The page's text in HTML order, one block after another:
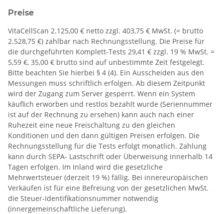
Preise
VitaCellScan 2.125,00 € netto zzgl. 403,75 € MwSt. (= brutto
2.528,75 €) zahlbar nach Rechnungsstellung. Die Preise für
die durchgeführten Komplett‐Tests 29,41 € zzgl. 19 % MwSt. =
5,59 €, 35,00 € brutto sind auf unbestimmte Zeit festgelegt.
Bitte beachten Sie hierbei § 4 (4). Ein Ausscheiden aus den
Messungen muss schriftlich erfolgen. Ab diesem Zeitpunkt
wird der Zugang zum Server gesperrt. Wenn ein System
käuflich erworben und restlos bezahlt wurde (Seriennummer
ist auf der Rechnung zu ersehen) kann auch nach einer
Ruhezeit eine neue Freischaltung zu den gleichen
Konditionen und den dann gültigen Preisen erfolgen. Die
Rechnungsstellung für die Tests erfolgt monatlich. Zahlung
kann durch SEPA‐ Lastschrift oder Überweisung innerhalb 14
Tagen erfolgen. Im Inland wird die gesetzliche
Mehrwertsteuer (derzeit 19 %) fällig. Bei innereuropäischen
Verkäufen ist für eine Befreiung von der gesetzlichen MwSt.
die Steuer‐Identifikationsnummer notwendig
(innergemeinschaftliche Lieferung).